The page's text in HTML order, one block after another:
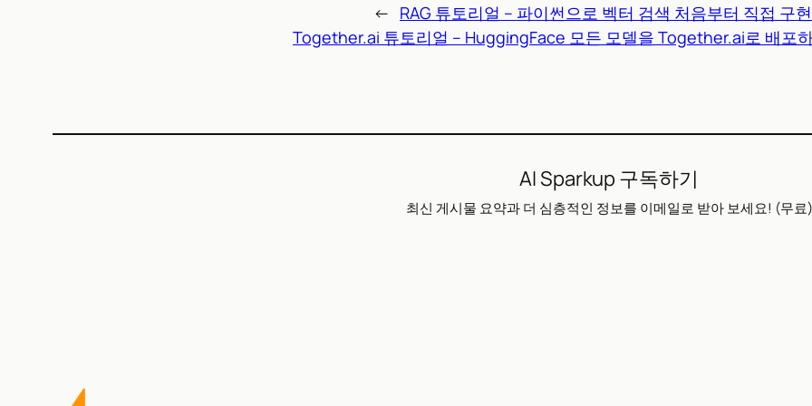
← RAG 튜토리얼 – 파이썬으로 벡터 검색 처음부터 직접 구
Together.ai 튜토리얼 – HuggingFace 모든 모델을 Together.ai로 배포
AI Sparkup 구독하기
최신 게시물 요약과 더 심층적인 정보를 이메일로 받아 보세요! (무료)